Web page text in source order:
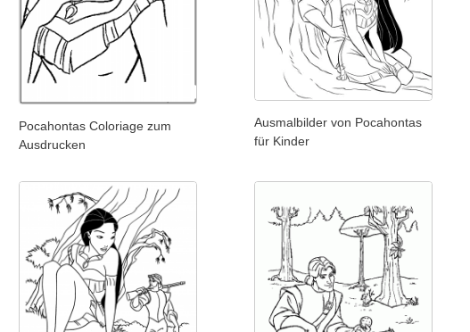
Pocahontas Coloriage zum
Ausdrucken
Ausmalbilder von Pocahontas
für Kinder